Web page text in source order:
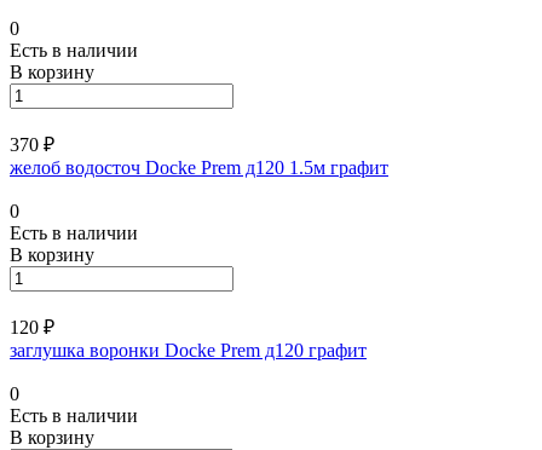
0
Есть в наличии
В корзину
370 ₽
желоб водосточ Docke Prem д120 1.5м графит
0
Есть в наличии
В корзину
120 ₽
заглушка воронки Docke Prem д120 графит
0
Есть в наличии
В корзину